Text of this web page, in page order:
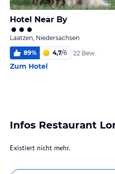
Hotel Near By
Laatzen, Niedersachsen
89% 4,7/6 22 Bew.
Zum Hotel
Infos Restaurant
Existiert nicht mehr.